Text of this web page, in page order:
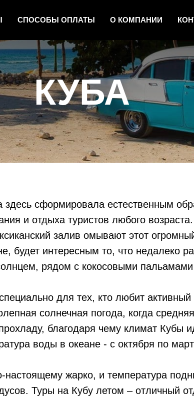
СПОСОБЫ ОПЛАТЫ О КОМПАНИИ
КУБА
сформировала естественным
и отдыха туристов любого возраста.
залив омывают этот
будет интересным то, что недалеко
рядом с кокосовыми пальамами
для тех, кто любит
солнечная погода, когда
благодаря чему климат Кубы
воды в океане - с октября по
настоящему жарко, и температура
Туры на Кубу летом – отличный